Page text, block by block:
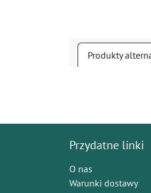
Produkty
Przydatne linki
O nas
Warunki dostawy